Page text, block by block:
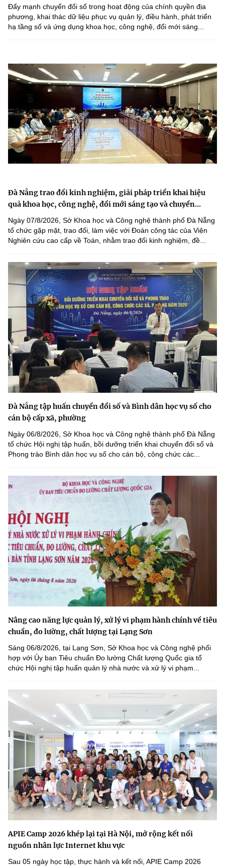
Đẩy mạnh chuyển đổi số trong hoạt động của chính quyền địa
phương, khai thác dữ liệu phục vụ quản lý, điều hành, phát triển
hạ tầng số và ứng dụng khoa học, công nghệ, đổi mới sáng...
Đà Nẵng trao đổi kinh nghiệm, giải pháp triển khai hiệu
quả khoa học, công nghệ, đổi mới sáng tạo và chuyển...
Ngày 07/8/2026, Sở Khoa học và Công nghệ thành phố Đà Nẵng
tổ chức gặp mặt, trao đổi, làm việc với Đoàn công tác của Viện
Nghiên cứu cao cấp về Toán, nhằm trao đổi kinh nghiệm, đề...
Đà Nẵng tập huấn chuyển đổi số và Bình dân học vụ số cho
cán bộ cấp xã, phường
Ngày 06/8/2026, Sở Khoa học và Công nghệ thành phố Đà Nẵng
tổ chức Hội nghị tập huấn, bồi dưỡng triển khai chuyển đổi số và
Phong trào Bình dân học vụ số cho cán bộ, công chức các...
Nâng cao năng lực quản lý, xử lý vi phạm hành chính về tiêu
chuẩn, đo lường, chất lượng tại Lạng Sơn
Sáng 06/8/2026, tại Lạng Sơn, Sở Khoa học và Công nghệ phối
hợp với Ủy ban Tiêu chuẩn Đo lường Chất lượng Quốc gia tổ
chức Hội nghị tập huấn quản lý nhà nước và xử lý vi phạm...
APIE Camp 2026 khép lại tại Hà Nội, mở rộng kết nối
nguồn nhân lực Internet khu vực
Sau 05 ngày học tập, thực hành và kết nối, APIE Camp 2026